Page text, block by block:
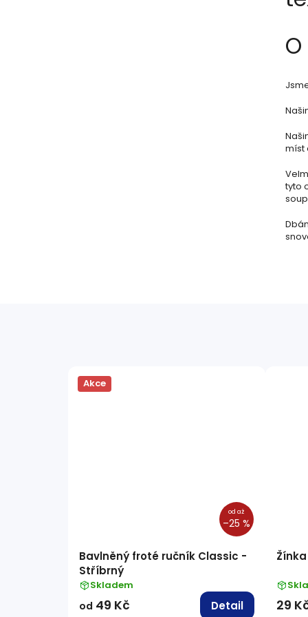
míst
tyto
Akce
od až
–25 %
Bavlněný froté ručník Classic -
Stříbrný
Skladem
od 49 Kč Detail 29